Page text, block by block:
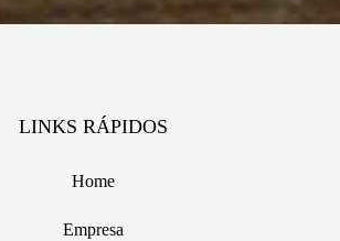
LINKS RÁPIDOS
Home
Empresa